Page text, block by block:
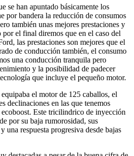
se han apuntado básicamente los
por bandera la reducción de consumos
también unas mejores prestaciones y
por el final diremos que en el caso del
las prestaciones son mejores que el
de conducción también, el consumo
una conducción tranquila pero
y la posibilidad de padecer
que incluye el pequeño motor.
el motor de 125 caballos, el
declinaciones en las que tenemos
Este tricilindrico de inyección
por su baja rumorosidad, sus
una respuesta progresiva desde bajas